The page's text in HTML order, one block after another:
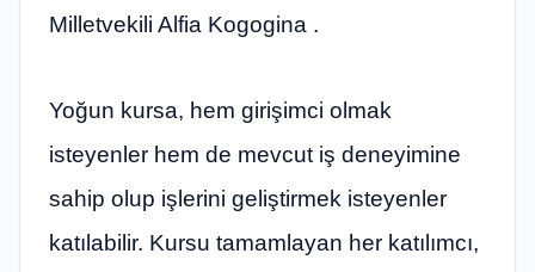
Milletvekili Alfia Kogogina .
Yoğun kursa, hem girişimci olmak
isteyenler hem de mevcut iş deneyimine
sahip olup işlerini geliştirmek isteyenler
katılabilir. Kursu tamamlayan her katılımcı,